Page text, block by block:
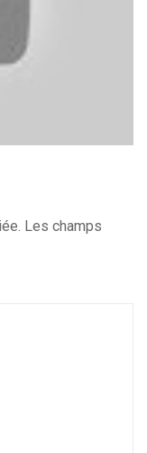
Les champs